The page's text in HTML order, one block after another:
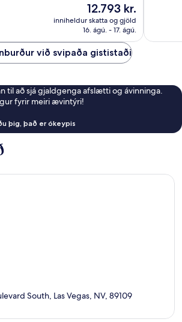
Verðið
er
12.793 kr.
12.793 kr.
inniheldur skatta og gjöld
16. ágú. - 17. ágú.
við svipaða gististaði
til að sjá gjaldgenga afslætti og ávinninga.
fyrir meiri ævintýri!
þig, það er ókeypis
South, Las Vegas, NV, 89109